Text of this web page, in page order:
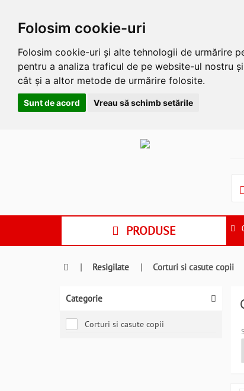
Folosim cookie-uri
Folosim cookie-uri și alte tehnologii de urmărire
pentru a analiza traficul de pe website-ul nostru
cât și a altor metode de urmărire folosite.
Sunt de acord Vreau să schimb setările
a
PRODUSE
| Resigilate | Corturi si casute copii
Categorie
Corturi si casute copii